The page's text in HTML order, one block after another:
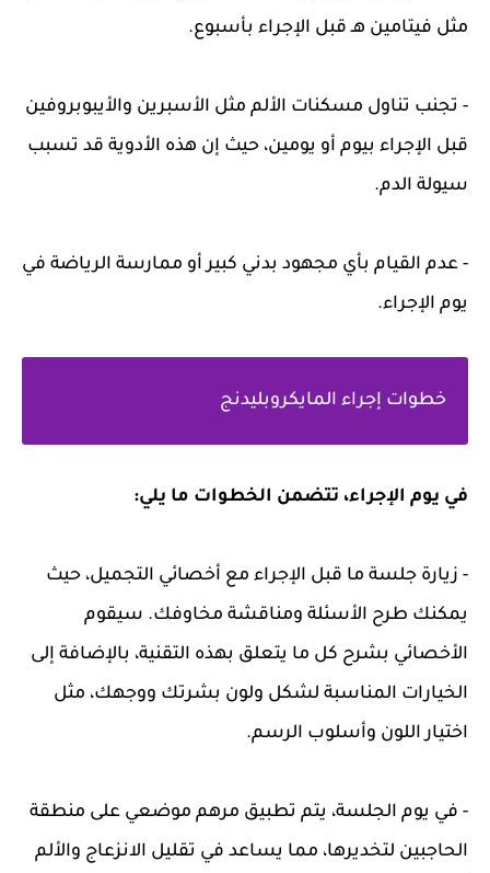
مثل فيتامين هـ قبل الإجراء بأسبوع.
- تجنب تناول مسكنات الألم مثل الأسبرين والأيبوبروفين
قبل الإجراء بيوم أو يومين، حيث إن هذه الأدوية قد تسبب
سيولة الدم.
- عدم القيام بأي مجهود بدني كبير أو ممارسة الرياضة في
يوم الإجراء.
خطوات إجراء المايكروبليدنج
في يوم الإجراء، تتضمن الخطوات ما يلي:
- زيارة جلسة ما قبل الإجراء مع أخصائي التجميل، حيث
يمكنك طرح الأسئلة ومناقشة مخاوفك. سيقوم
الأخصائي بشرح كل ما يتعلق بهذه التقنية، بالإضافة إلى
الخيارات المناسبة لشكل ولون بشرتك ووجهك، مثل
اختيار اللون وأسلوب الرسم.
- في يوم الجلسة، يتم تطبيق مرهم موضعي على منطقة
الحاجبين لتخديرها، مما يساعد في تقليل الانزعاج والألم